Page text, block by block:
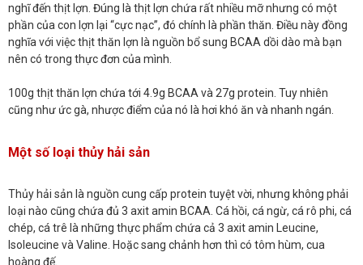
nghĩ đến thịt lợn. Đúng là thịt lợn chứa rất nhiều mỡ nhưng có một
phần của con lợn lại “cực nạc”, đó chính là phần thăn. Điều này đồng
nghĩa với việc thịt thăn lợn là nguồn bổ sung BCAA dồi dào mà bạn
nên có trong thực đơn của mình.
100g thịt thăn lợn chứa tới 4.9g BCAA và 27g protein. Tuy nhiên
cũng như ức gà, nhược điểm của nó là hơi khó ăn và nhanh ngán.
Một số loại thủy hải sản
Thủy hải sản là nguồn cung cấp protein tuyệt vời, nhưng không phải
loại nào cũng chứa đủ 3 axit amin BCAA. Cá hồi, cá ngừ, cá rô phi, cá
chép, cá trê là những thực phẩm chứa cả 3 axit amin Leucine,
Isoleucine và Valine. Hoặc sang chảnh hơn thì có tôm hùm, cua
hoàng đế.